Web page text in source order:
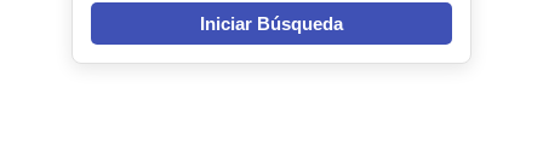
Iniciar Búsqueda